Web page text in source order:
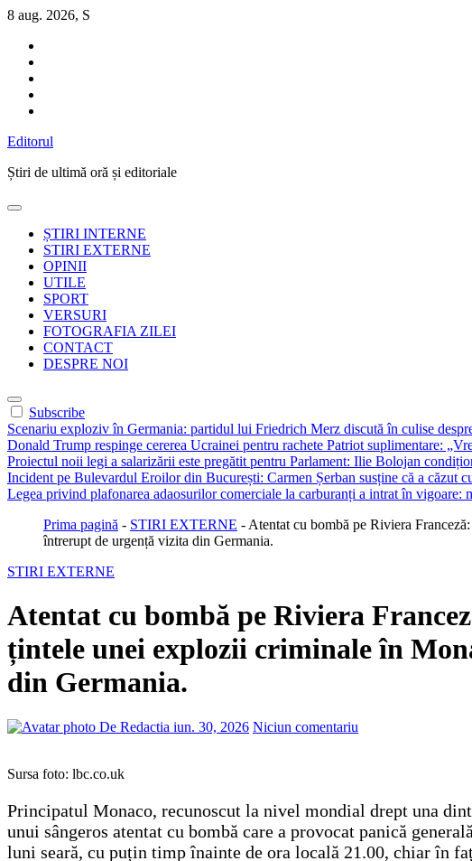
Sari
conținut
8 aug. 2026, S
Editorul
Știri de ultimă oră și editoriale
ȘTIRI INTERNE
STIRI EXTERNE
OPINII
UTILE
SPORT
VERSURI
FOTOGRAFIA ZILEI
CONTACT
DESPRE NOI
Subscribe
Scenariu exploziv în Germania: partidul lui Friedrich Merz discută în culise
Donald Trump respinge cererea Ucrainei pentru rachete Patriot suplimentare:
Proiectul noii legi a salarizării este pregătit pentru Parlament: Ilie Bolojan
Incident pe Bulevardul Eroilor din București: Carmen Șerban susține că a căzut
Legea privind plafonarea adaosurilor comerciale la carburanți a intrat în vigoare:
Prima pagină - STIRI EXTERNE - Atentat cu bombă pe Riviera
întrerupt de urgență vizita din Germania.
STIRI EXTERNE
Atentat cu bombă pe Riviera
țintele unei explozii criminale în
din Germania.
De Redactia iun. 30, 2026 Niciun comentariu
Sursa foto: lbc.co.uk
Principatul Monaco, recunoscut la nivel mondial drept una
unui sângeros atentat cu bombă care a provocat panică
luni seară, cu puțin timp înainte de ora locală 21.00, chiar în